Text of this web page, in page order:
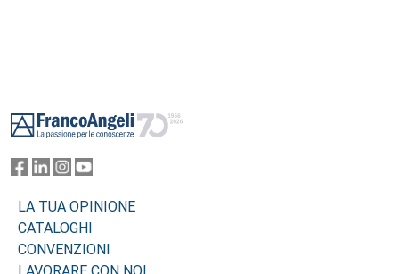
LA TUA OPINIONE
CATALOGHI
CONVENZIONI